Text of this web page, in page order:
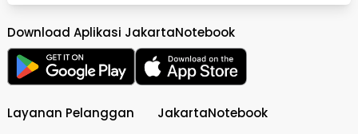
Download Aplikasi JakartaNotebook
Layanan Pelanggan JakartaNotebook